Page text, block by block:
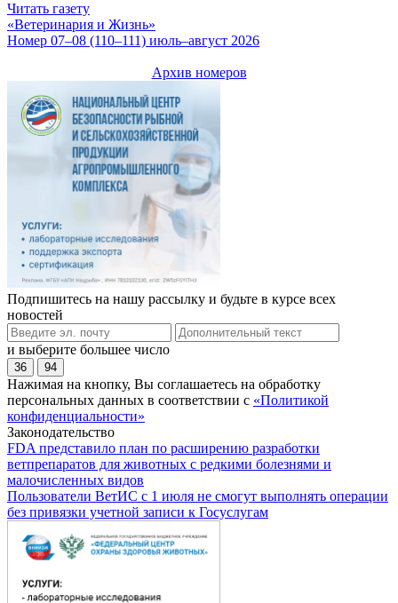
Читать газету
«Ветеринария и Жизнь»
Номер 07–08 (110–111) июль–август 2026
Архив номеров
Подпишитесь на нашу рассылку и будьте в курсе всех
новостей
и выберите большее число
36 94
Нажимая на кнопку, Вы соглашаетесь на обработку
персональных данных в соответствии с «Политикой
конфиденциальности»
Законодательство
FDA представило план по расширению разработки
ветпрепаратов для животных с редкими болезнями и
малочисленных видов
Пользователи ВетИС с 1 июля не смогут выполнять операции
без привязки учетной записи к Госуслугам